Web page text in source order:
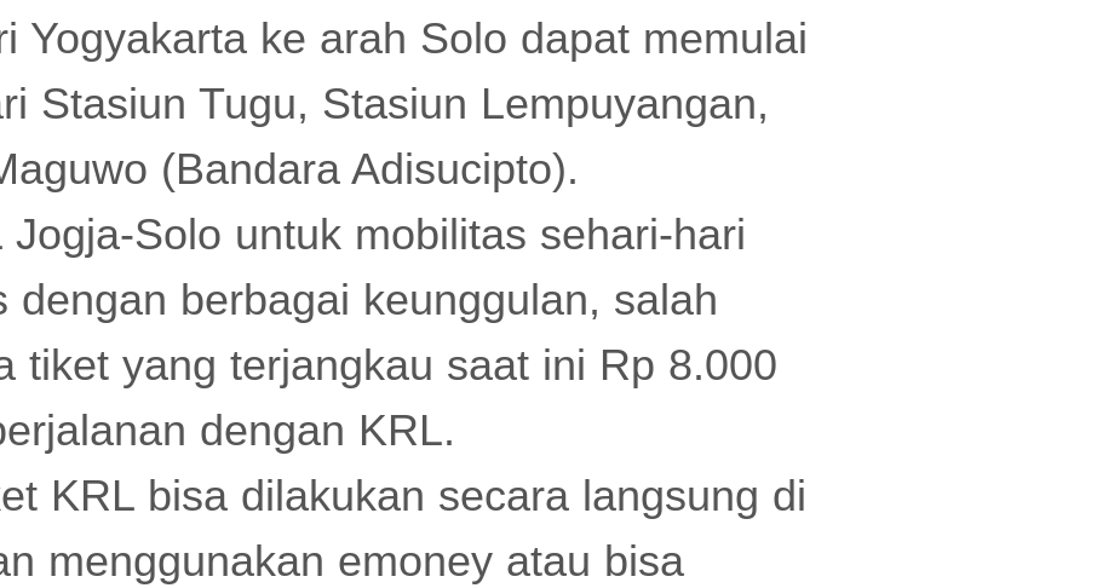
Yogyakarta ke arah Solo dapat memulai
Stasiun Tugu, Stasiun Lempuyangan,
(Bandara Adisucipto).
Jogja-Solo untuk mobilitas sehari-hari
dengan berbagai keunggulan, salah
tiket yang terjangkau saat ini Rp 8.000
dengan KRL.
KRL bisa dilakukan secara langsung di
menggunakan emoney atau bisa